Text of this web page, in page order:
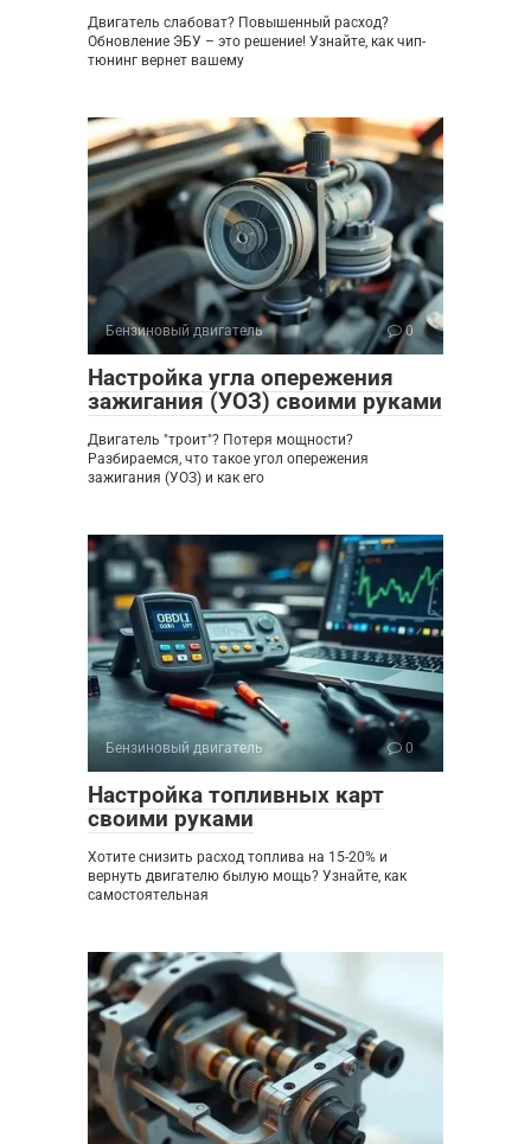
Двигатель слабоват? Повышенный расход?
Обновление ЭБУ – это решение! Узнайте, как чип-
тюнинг вернет вашему
Бензиновый двигатель 0
Настройка угла опережения
зажигания (УОЗ) своими руками
Двигатель "троит"? Потеря мощности?
Разбираемся, что такое угол опережения
зажигания (УОЗ) и как его
Бензиновый двигатель 0
Настройка топливных карт
своими руками
Хотите снизить расход топлива на 15-20% и
вернуть двигателю былую мощь? Узнайте, как
самостоятельная